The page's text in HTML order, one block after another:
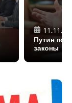
Путин
законы